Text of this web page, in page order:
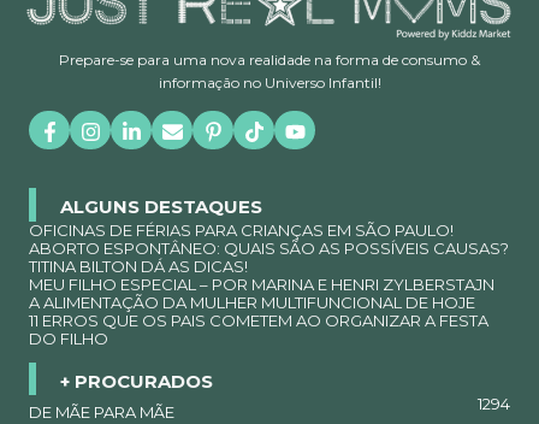
Prepare-se para uma nova realidade na forma de consumo &
informação no Universo Infantil!
ALGUNS DESTAQUES
OFICINAS DE FÉRIAS PARA CRIANÇAS EM SÃO PAULO!
ABORTO ESPONTÂNEO: QUAIS SÃO AS POSSÍVEIS CAUSAS?
TITINA BILTON DÁ AS DICAS!
MEU FILHO ESPECIAL – POR MARINA E HENRI ZYLBERSTAJN
A ALIMENTAÇÃO DA MULHER MULTIFUNCIONAL DE HOJE
11 ERROS QUE OS PAIS COMETEM AO ORGANIZAR A FESTA
DO FILHO
+ PROCURADOS
DE MÃE PARA MÃE 1294